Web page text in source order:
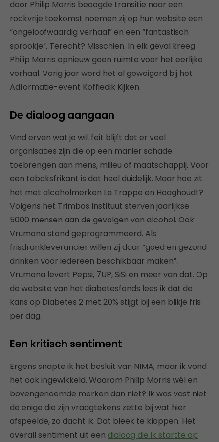
door Philip Morris beoogde transitie naar een
rookvrije toekomst noemen zij op hun website een
“ongeloofwaardig verhaal” en een “fantastisch
sprookje”. Terecht? Misschien. In elk geval kreeg
Philip Morris opnieuw geen ruimte voor het eerlijke
verhaal. Vorig jaar werd het al geweigerd bij het
Adformatie-event Koffiedik Kijken.
De dialoog aangaan
Vind ervan wat je wil, feit blijft dat er veel
organisaties zijn die op een manier schade
toebrengen aan mens, milieu of maatschappij. Voor
een tabaksfrikant is dat heel duidelijk. Maar hoe zit
het met alcoholmerken La Trappe en Hooghoudt?
Volgens het Trimbos Instituut sterven jaarlijkse
5000 mensen aan de gevolgen van alcohol. Ook
Vrumona stond geprogrammeerd. Als
frisdrankleverancier willen zij daar “goed en gezond
drinken voor iedereen beschikbaar maken”.
Vrumona levert Pepsi, 7UP, SiSi en meer van dat. Op
de website van het diabetesfonds lees ik dat de
kans op Diabetes 2 met 20% stijgt bij een blikje fris
per dag.
Een kritisch sentiment
Ergens snapte ik het besluit van NIMA, maar ik vond
het ook ingewikkeld. Waarom Philip Morris wél en
bovengenoemde merken dan niet? Ik was vast niet
de enige die zijn vraagtekens zette bij wat hier
afspeelde, zo dacht ik. Dat bleek te kloppen. Het
overall sentiment uit een dialoog die ik startte op